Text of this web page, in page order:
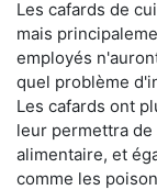
Les cafards de
mais
employés
quel problème
Les cafards ont
leur permettra
alimentaire, et
comme les